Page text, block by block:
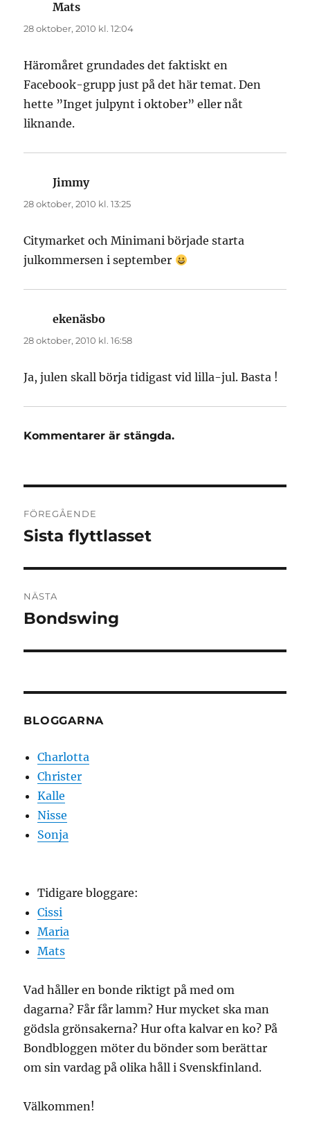
Mats
28 oktober, 2010 kl. 12:04
Häromåret grundades det faktiskt en
Facebook-grupp just på det här temat. Den
hette ”Inget julpynt i oktober” eller nåt
liknande.
Jimmyskriver:
28 oktober, 2010 kl. 13:25
Citymarket och Minimani började starta
julkommersen i september
ekenäsbo
28 oktober, 2010 kl. 16:58
Ja, julen skall börja tidigast vid lilla-jul. Basta !
Kommentarer är stängda.
FÖREGÅENDE
Föregående
Sista flyttlasset
NÄSTA
Nästa
Bondswing
BLOGGARNA
Charlotta
Christer
Kalle
Nisse
Sonja
Tidigare bloggare:
Cissi
Maria
Mats
Vad håller en bonde riktigt på med om
dagarna? Får får lamm? Hur mycket ska man
gödsla grönsakerna? Hur ofta kalvar en ko? På
Bondbloggen möter du bönder som berättar
om sin vardag på olika håll i Svenskfinland.
Välkommen!